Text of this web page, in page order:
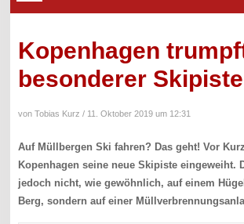
Kopenhagen
besonderer
von Tobias Kurz / 11. Oktober 2019 um 12:31
Auf Müllbergen Ski fahren? Das geht! Vor
Kopenhagen seine neue Skipiste eingeweiht.
jedoch nicht, wie gewöhnlich, auf einem
Berg, sondern auf einer